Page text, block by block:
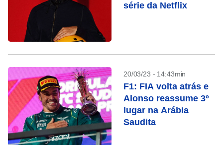
série da Netflix
20/03/23 - 14:43min
F1: FIA volta atrás e
Alonso reassume 3º
lugar na Arábia
Saudita